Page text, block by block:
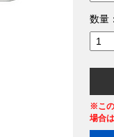
数量：
※この
場合